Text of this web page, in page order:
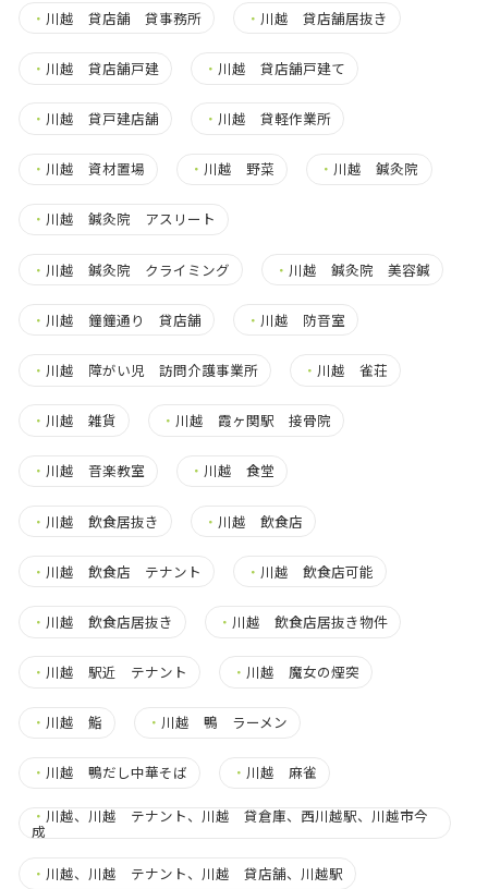
・ 川越 貸店舗 貸事務所 ・ 川越 貸店舗居抜き
・ 川越 貸店舗戸建 ・ 川越 貸店舗戸建て
・ 川越 貸戸建店舗 ・ 川越 貸軽作業所
・ 川越 資材置場 ・ 川越 野菜 ・ 川越 鍼灸院
・ 川越 鍼灸院 アスリート
・ 川越 鍼灸院 クライミング ・ 川越 鍼灸院 美容鍼
・ 川越 鐘鐘通り 貸店舗 ・ 川越 防音室
・ 川越 障がい児 訪問介護事業所 ・ 川越 雀荘
・ 川越 雑貨 ・ 川越 霞ヶ関駅 接骨院
・ 川越 音楽教室 ・ 川越 食堂
・ 川越 飲食居抜き ・ 川越 飲食店
・ 川越 飲食店 テナント ・ 川越 飲食店可能
・ 川越 飲食店居抜き ・ 川越 飲食店居抜き物件
・ 川越 駅近 テナント ・ 川越 魔女の煙突
・ 川越 鮨 ・ 川越 鴨 ラーメン
・ 川越 鴨だし中華そば ・ 川越 麻雀
・ 川越、川越 テナント、川越 貸倉庫、西川越駅、川越市今
成
・ 川越、川越 テナント、川越 貸店舗、川越駅